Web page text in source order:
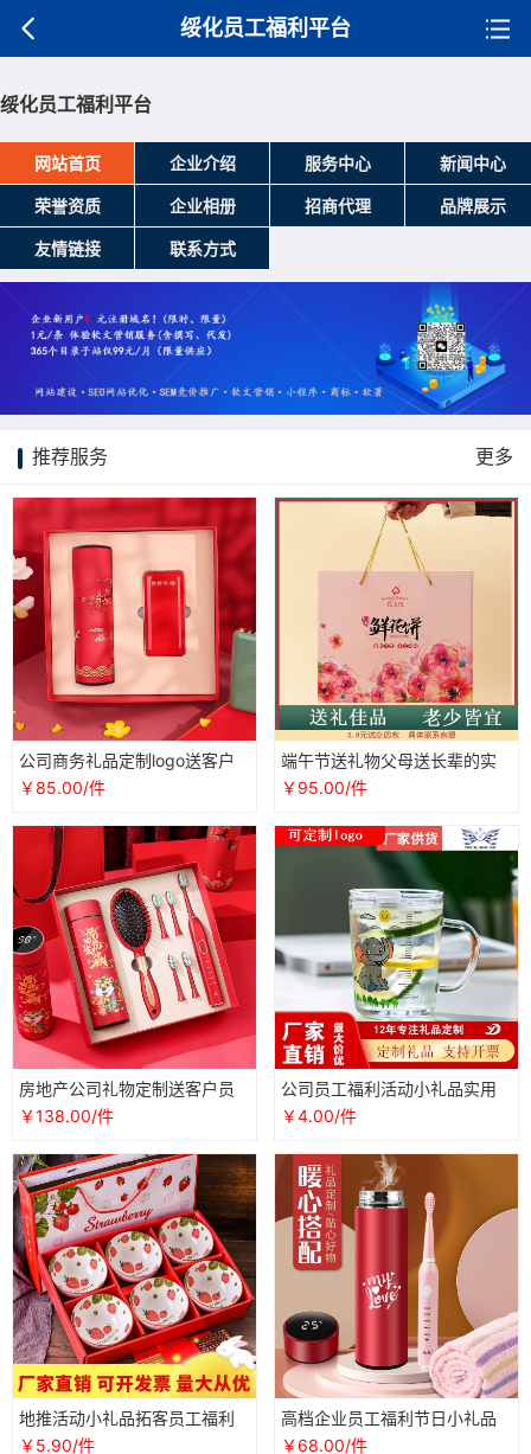
绥化员工福利平台
绥化员工福利平台
网站首页 企业介绍 服务中心 新闻中心
荣誉资质 企业相册 招商代理 品牌展示
友情链接 联系方式
推荐服务 更多
公司商务礼品定制logo送客户
员工福利老师生日实用创意高
档伴手礼
￥85.00/件
端午节送礼物父母送长辈的实
用礼品公司团购员工福利吃的
食品礼盒
￥95.00/件
房地产公司礼物定制送客户员
工福利礼品套装企业年会商务
￥138.00/件
公司员工福利活动小礼品实用
抽奖品美容院开业大气宣传赠
品随手礼
￥4.00/件
地推活动小礼品拓客员工福利
礼物节日送礼礼物赠品酒席伴
￥5.90/件
高档企业员工福利节日小礼品
定制高档礼物送女友闺蜜实用
￥68.00/件